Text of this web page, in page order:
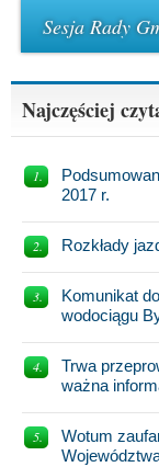
Sesja Rady
Najczęściej
2017 r.
Rozkłady
Komunikat
wodociągu
Trwa
ważna
Wotum